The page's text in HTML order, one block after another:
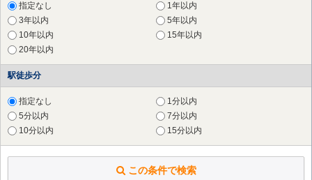
横浜市 中区
横浜市 南区
横浜市 保土ケ谷区
横浜市 磯子区
横浜市 金沢区
横浜市 港南区
横浜市 旭区
横浜市 緑区
横浜市 栄区（6件）
指定なし
1年以内
3年以内
5年以内
10年以内
15年以内
20年以内
駅徒歩分
指定なし
1分以内
5分以内
7分以内
10分以内
15分以内
この条件で検索